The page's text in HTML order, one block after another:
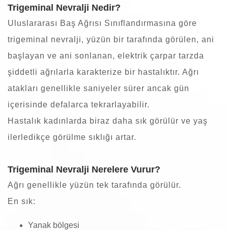
Trigeminal Nevralji Nedir?
Uluslararası Baş Ağrısı Sınıflandırmasına göre
trigeminal nevralji, yüzün bir tarafında görülen, ani
başlayan ve ani sonlanan, elektrik çarpar tarzda
şiddetli ağrılarla karakterize bir hastalıktır. Ağrı
atakları genellikle saniyeler sürer ancak gün
içerisinde defalarca tekrarlayabilir.
Hastalık kadınlarda biraz daha sık görülür ve yaş
ilerledikçe görülme sıklığı artar.
Trigeminal Nevralji Nerelere Vurur?
Ağrı genellikle yüzün tek tarafında görülür.
En sık:
Yanak bölgesi